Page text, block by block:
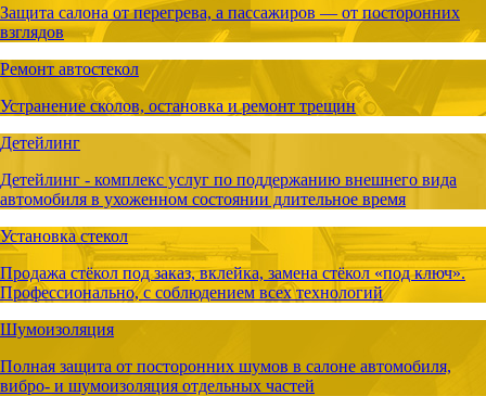
Защита салона от перегрева, а пассажиров ― от посторонних
взглядов
Ремонт автостекол
Устранение сколов, остановка и ремонт трещин
Детейлинг
Детейлинг - комплекс услуг по поддержанию внешнего вида
автомобиля в ухоженном состоянии длительное время
Установка стекол
Продажа стёкол под заказ, вклейка, замена стёкол «под ключ».
Профессионально, с соблюдением всех технологий
Шумоизоляция
Полная защита от посторонних шумов в салоне автомобиля,
вибро- и шумоизоляция отдельных частей